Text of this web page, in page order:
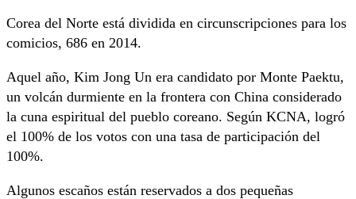
Corea del Norte está dividida en circunscripciones para los
comicios, 686 en 2014.
Aquel año, Kim Jong Un era candidato por Monte Paektu,
un volcán durmiente en la frontera con China considerado
la cuna espiritual del pueblo coreano. Según KCNA, logró
el 100% de los votos con una tasa de participación del
100%.
Algunos escaños están reservados a dos pequeñas